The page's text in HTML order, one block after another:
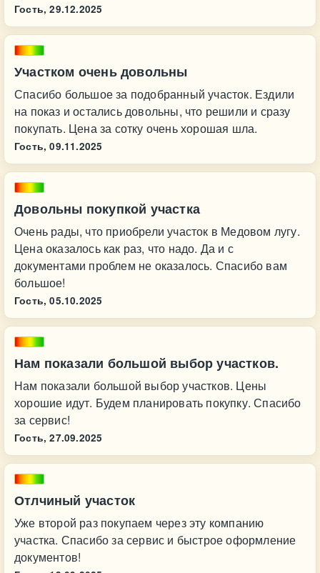
Гость, 29.12.2025
Участком очень довольны
Спасибо большое за подобранный участок. Ездили
на показ и остались довольны, что решили и сразу
покупать. Цена за сотку очень хорошая шла.
Гость, 09.11.2025
Довольны покупкой участка
Очень рады, что приобрели участок в Медовом лугу.
Цена оказалось как раз, что надо. Да и с
документами проблем не оказалось. Спасибо вам
большое!
Гость, 05.10.2025
Нам показали большой выбор участков.
Нам показали большой выбор участков. Цены
хорошие идут. Будем планировать покупку. Спасибо
за сервис!
Гость, 27.09.2025
Отлчиный участок
Уже второй раз покупаем через эту компанию
участка. Спасибо за сервис и быстрое оформление
документов!